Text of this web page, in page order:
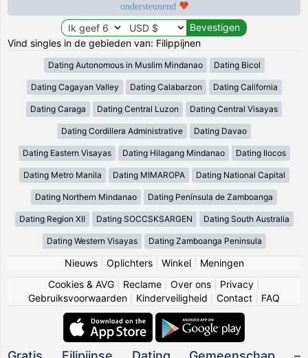
ondersteunend
Vind singles in de gebieden van: Filippijnen
Dating Autonomous in Muslim Mindanao Dating Bicol
Dating Cagayan Valley Dating Calabarzon Dating California
Dating Caraga Dating Central Luzon Dating Central Visayas
Dating Cordillera Administrative Dating Davao
Dating Eastern Visayas Dating Hilagang Mindanao Dating Ilocos
Dating Metro Manila Dating MIMAROPA Dating National Capital
Dating Northern Mindanao Dating Península de Zamboanga
Dating Region XII Dating SOCCSKSARGEN Dating South Australia
Dating Western Visayas Dating Zamboanga Peninsula
Nieuws| Oplichters| Winkel| Meningen
Cookies & AVG
Reclame Over ons Privacy
Gebruiksvoorwaarden
Kinderveiligheid Contact FAQ